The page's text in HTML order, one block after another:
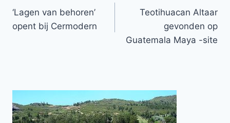
navigatie
‘Lagen van behoren’
opent bij Cermodern
Teotihuacan Altaar
gevonden op
Guatemala Maya -site